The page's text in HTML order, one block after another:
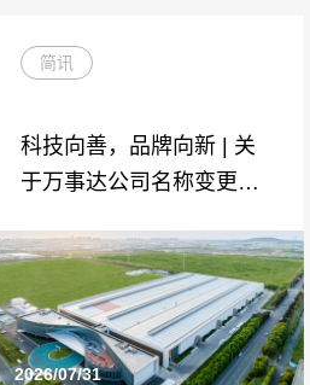
2026/07/31
简讯
科技向善，品牌向新 | 关
于万事达公司名称变更的